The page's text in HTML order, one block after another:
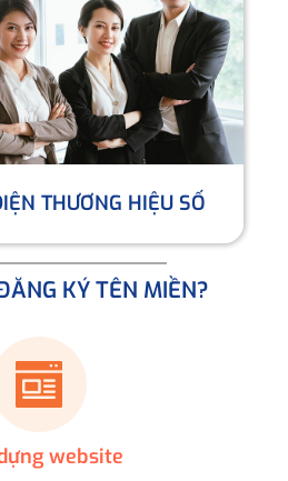
THƯƠNG HIỆU SỐ
KÝ TÊN MIỀN?
website